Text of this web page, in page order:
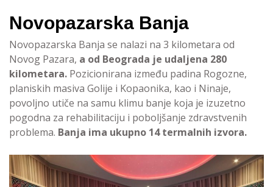
Novopazarska Banja
Novopazarska Banja se nalazi na 3 kilometara od
Novog Pazara, a od Beograda je udaljena 280
kilometara. Pozicionirana između padina Rogozne,
planiskih masiva Golije i Kopaonika, kao i Ninaje,
povoljno utiče na samu klimu banje koja je izuzetno
pogodna za rehabilitaciju i poboljšanje zdravstvenih
problema. Banja ima ukupno 14 termalnih izvora.